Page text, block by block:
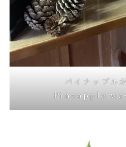
パイナップル
Pineapple